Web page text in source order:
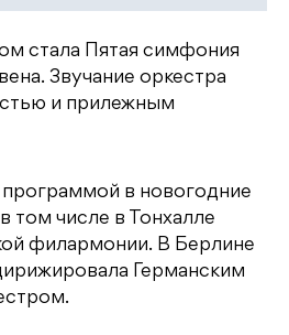
стала Пятая симфония
Звучание оркестра
и прилежным
программой в новогодние
том числе в Тонхалле
филармонии. В Берлине
Германским